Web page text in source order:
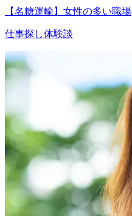
【名糖運輸】女性の多い職場
仕事探し体験談